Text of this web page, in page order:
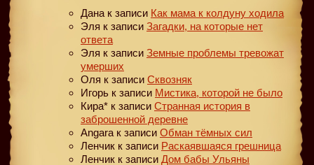
Дана к записи Как мама к колдуну ходила
Эля к записи Загадки, на которые нет
ответа
Эля к записи Земные проблемы тревожат
умерших
Оля к записи Сквозняк
Игорь к записи Мистика, которой не было
Кира* к записи Странная история в
заброшенной деревне
Angara к записи Обман тёмных сил
Ленчик к записи Раскаявшаяся грешница
Ленчик к записи Дом бабы Ульяны